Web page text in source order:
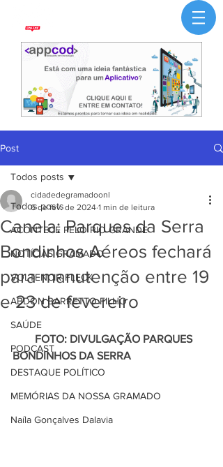
Post
Todos posts
ACONTECE PELO RIO GRANDE
NOTÍCIAS GRAMADO
VOLTENCIR FLECK
ABDON BARRETTO FILHO
SAÚDE
PODCAST
DESTAQUE POLÍTICO
MEMÓRIAS DA NOSSA GRAMADO
Naíla Gonçalves Dalavia
Todos posts
Canela: Parques da Serra
Bondinhos Aéreos fechará
para manutenção entre 19
e 23 de fevereiro
cidadedegramadoonl
6 de fev. de 2024 1 min de leitura
BONDINHOS DA SERRA